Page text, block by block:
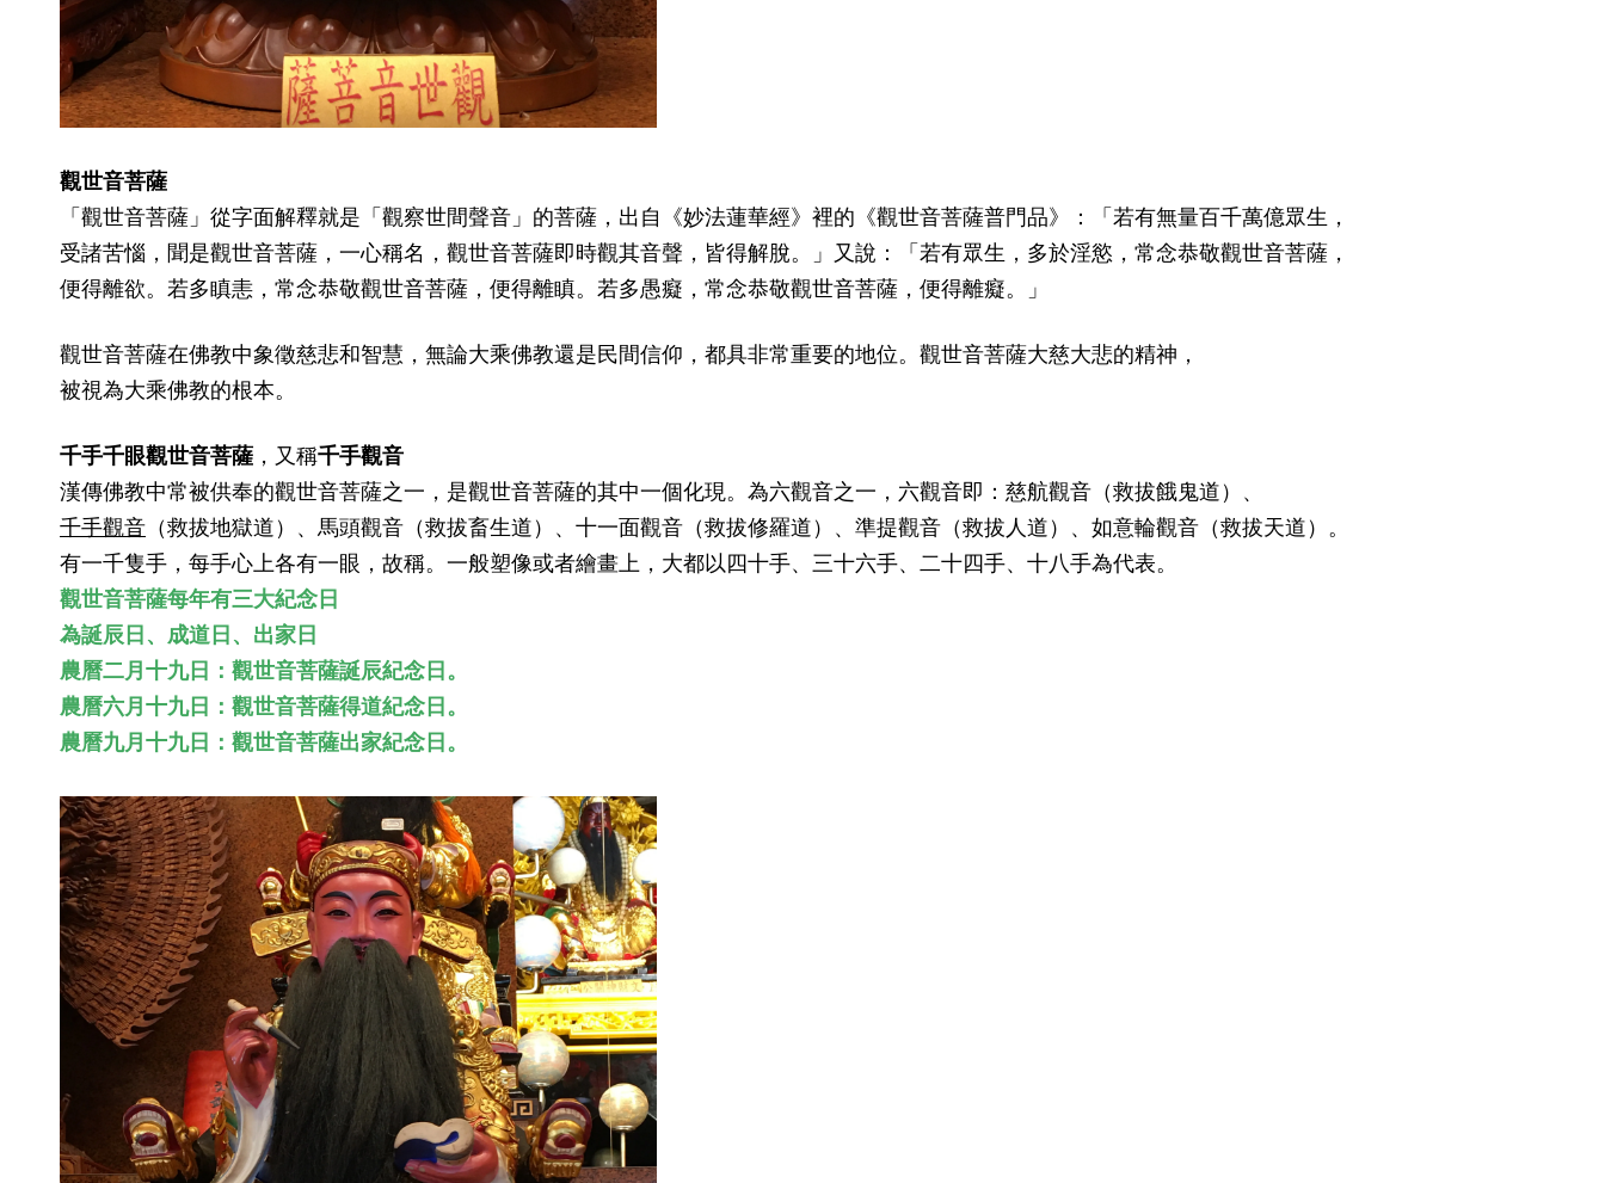
觀世音菩薩
「觀世音菩薩」從字面解釋就是「觀察世間聲音」的菩薩，出自《妙法蓮華經》裡的《觀世音菩薩普門品》：「若有無量百千萬億眾生，
受諸苦惱，聞是觀世音菩薩，一心稱名，觀世音菩薩即時觀其音聲，皆得解脫。」又說：「若有眾生，多於淫慾，常念恭敬觀世音菩薩，
便得離欲。若多瞋恚，常念恭敬觀世音菩薩，便得離瞋。若多愚癡，常念恭敬觀世音菩薩，便得離癡。」
觀世音菩薩在佛教中象徵慈悲和智慧，無論大乘佛教還是民間信仰，都具非常重要的地位。觀世音菩薩大慈大悲的精神，
被視為大乘佛教的根本。
千手千眼觀世音菩薩 ，又稱千手觀音
漢傳佛教中常被供奉的觀世音菩薩之一，是觀世音菩薩的其中一個化現。為六觀音之一，六觀音即：慈航觀音（救拔餓鬼道）、
千手觀音 （救拔地獄道）、馬頭觀音（救拔畜生道）、十一面觀音（救拔修羅道）、準提觀音（救拔人道）、如意輪觀音（救拔天道）。
有一千隻手，每手心上各有一眼，故稱。一般塑像或者繪畫上，大都以四十手、三十六手、二十四手、十八手為代表。
觀世音菩薩每年有三大紀念日
為誕辰日、成道日、出家日
農曆二月十九日：觀世音菩薩誕辰紀念日。
農曆六月十九日：觀世音菩薩得道紀念日。
農曆九月十九日：觀世音菩薩出家紀念日。